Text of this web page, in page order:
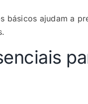
básicos ajudam a